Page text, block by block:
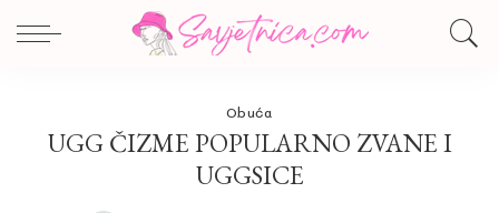
Obuća
UGG ČIZME POPULARNO ZVANE I
UGGSICE